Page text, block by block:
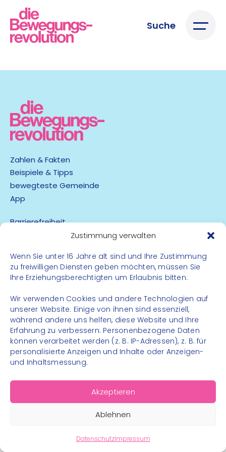
Zustimmung verwalten
Wenn Sie unter 16 Jahre alt sind und Ihre Zustimmung
zu freiwilligen Diensten geben möchten, müssen Sie
Ihre Erziehungsberechtigten um Erlaubnis bitten.
Wir verwenden Cookies und andere Technologien auf
unserer Website. Einige von ihnen sind essenziell,
während andere uns helfen, diese Website und Ihre
Erfahrung zu verbessern. Personenbezogene Daten
können verarbeitet werden (z. B. IP-Adressen), z. B. für
personalisierte Anzeigen und Inhalte oder Anzeigen-
und Inhaltsmessung.
Akzeptieren
Ablehnen
DatenschutzImpressum
Suche
Zahlen & Fakten
Beispiele & Tipps
bewegteste Gemeinde
App
Barrierefreiheit
Kontakt
Instagram
Facebook
© 2026 – Bewegungsland Steiermark gGmbH - Alle